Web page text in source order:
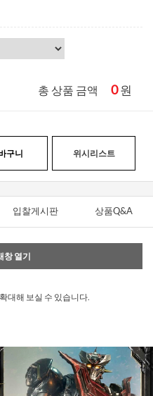
총 상품 금액 0원
구니 위시리스트
입찰게시판 상품Q&A
창 열기
대해 보실 수 있습니다.